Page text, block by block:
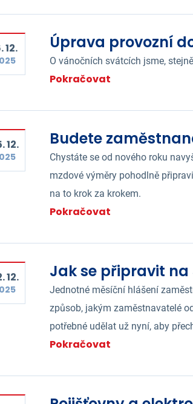
12. Úprava provozní
O vánočních svátcích jsme,
Pokračovat
12. Budete
Chystáte se od nového roku
mzdové výměry pohodlně
na to krok za krokem.
Pokračovat
12. Jak se připravit na
Jednotné měsíční hlášení
způsob, jakým zaměstnavatelé
potřebné udělat už nyní, aby
Pokračovat